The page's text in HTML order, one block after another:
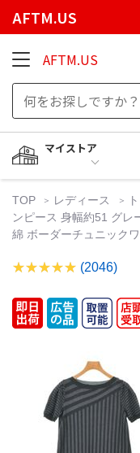
AFTM.US
AFTM.US
マイストア
TOP レディース
ンピース 身幅約51 グレ
綿 ボーダーチュニック
(2046)